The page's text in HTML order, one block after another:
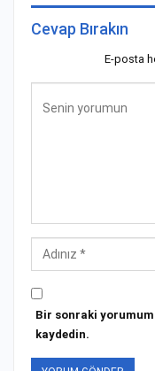
Cevap Bırakın
E-posta
Bir sonraki
kaydedin.